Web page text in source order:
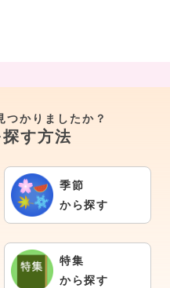
つかりましたか？
す方法
季節
から探す
特集
から探す